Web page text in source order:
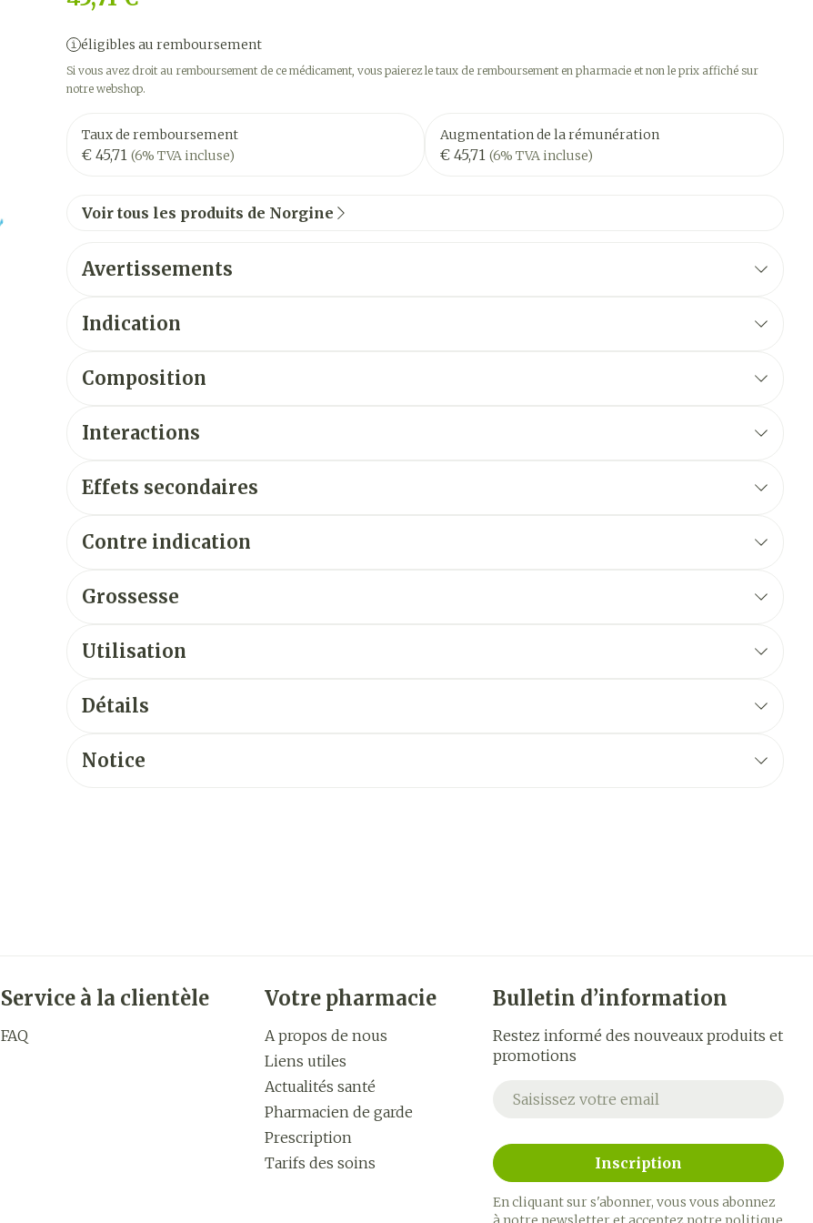
éligibles au remboursement
Si vous avez droit au remboursement de ce médicament, vous paierez le taux de remboursement en pharmacie et non le prix affiché sur
notre webshop.
Taux de remboursement
€ 45,71 (6% TVA incluse)
Augmentation de la rémunération
€ 45,71 (6% TVA incluse)
Voir tous les produits de Norgine
Avertissements
Indication
Composition
Interactions
Effets secondaires
Contre indication
Grossesse
Utilisation
Détails
Notice
Service à la clientèle
FAQ
Votre pharmacie
A propos de nous
Liens utiles
Actualités santé
Pharmacien de garde
Prescription
Tarifs des soins
Bulletin d’information
Restez informé des nouveaux produits et
promotions
Adresse mail
Inscription
En cliquant sur s'abonner, vous vous abonnez